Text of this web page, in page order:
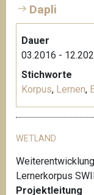
Dapli
Dauer
03.2016 -
Stichworte
Korpus, Lernen,
WETLAND
Lernerkorpus
Projektleitung